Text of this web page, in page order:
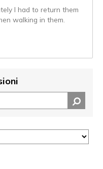
I had to return them
walking in them.